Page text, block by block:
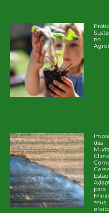
no
das
para
seus